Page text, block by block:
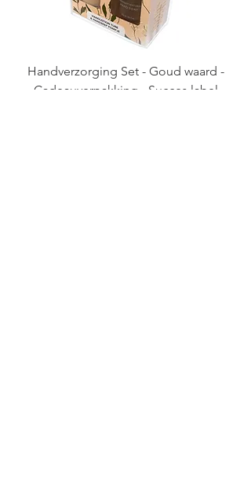
Handverzorging Set - Goud waard -
Cadeauverpakking - Succes label